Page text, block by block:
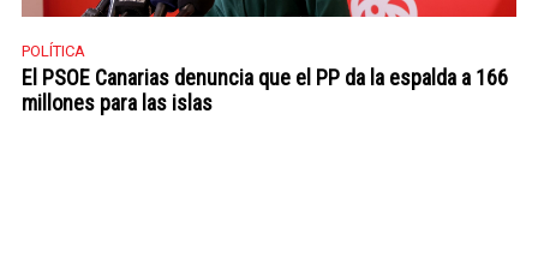
POLÍTICA
El PSOE Canarias denuncia que el PP da la espalda a 166
millones para las islas